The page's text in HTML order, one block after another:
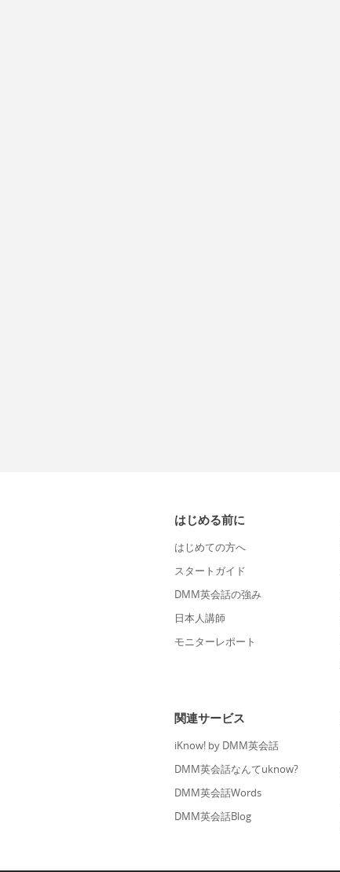
はじめる前に
はじめての方へ
スタートガイド
DMM英会話の強み
日本人講師
モニターレポート
関連サービス
iKnow! by DMM英会話
DMM英会話なんてuknow?
DMM英会話Words
DMM英会話Blog